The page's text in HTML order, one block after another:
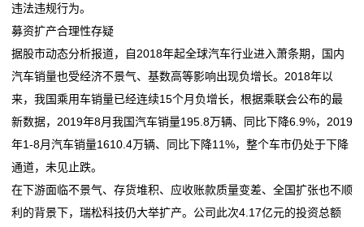
违法违规行为。
募资扩产合理性存疑
据股市动态分析报道，自2018年起全球汽车行业进入萧条期，国内
汽车销量也受经济不景气、基数高等影响出现负增长。2018年以
来，我国乘用车销量已经连续15个月负增长，根据乘联会公布的最
新数据，2019年8月我国汽车销量195.8万辆、同比下降6.9%，2019
年1-8月汽车销量1610.4万辆、同比下降11%，整个车市仍处于下降
通道，未见止跌。
在下游面临不景气、存货堆积、应收账款质量变差、全国扩张也不顺
利的背景下，瑞松科技仍大举扩产。公司此次4.17亿元的投资总额